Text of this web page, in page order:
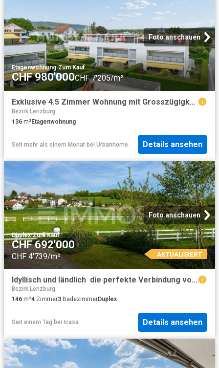
Foto anschauen
Etagenwohnung·Zum Kauf
CHF 980'000CHF 7'205/m²
Exklusive 4.5 Zimmer Wohnung mit Grosszügigkeit und Komfort
Bezirk Lenzburg
136 m²Etagenwohnung
Seit mehr als einem Monat bei Urbanhome Details ansehen
Foto anschauen
Duplex·Zum Kauf
CHF 692'000
CHF 4'739/m² AKTUALISIERT
Idyllisch und ländlich  die perfekte Verbindung von Natur und Komfort
Bezirk Lenzburg
146 m²4 Zimmer3 BadezimmerDuplex
Seit einem Tag bei Icasa Details ansehen